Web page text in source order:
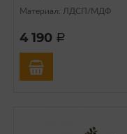
Материал: ЛДСП/МДФ
4 190 a